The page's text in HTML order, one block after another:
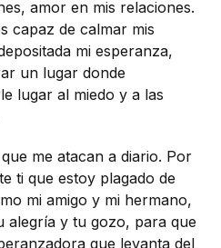
amor en mis relaciones.
capaz de calmar mis
mi esperanza,
un lugar donde
lugar al miedo y a las
me atacan a diario. Por
ti que estoy plagado de
mi amigo y mi hermano,
alegría y tu gozo, para que
que levanta del